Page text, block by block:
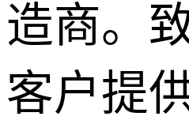
造商。
客户提